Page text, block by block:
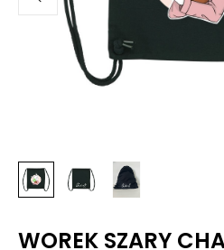
WOREK SZARY